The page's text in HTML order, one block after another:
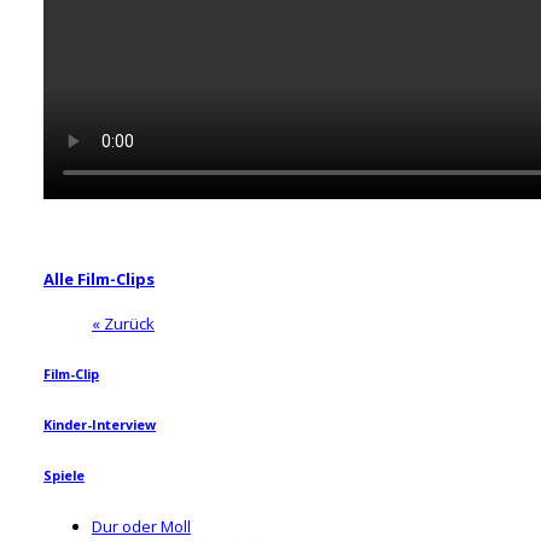
Alle Film-Clips
« Zurück
Film-Clip
Kinder-Interview
Spiele
Dur oder Moll